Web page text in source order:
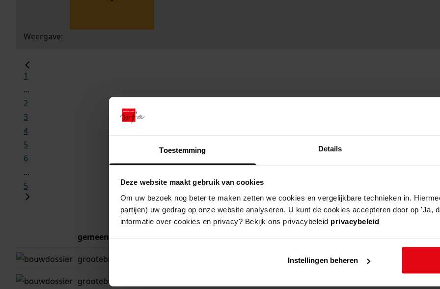
Toestemming Details
Deze website maakt gebruik van cookies
Om uw bezoek nog beter te maken zetten we cookies en vergelijkbare technieken in.
partijen) uw gedrag op onze website analyseren. U kunt de cookies accepteren door op 'Ja,
informatie over cookies en privacy? Bekijk ons privacybeleid privacybeleid
Instellingen beheren
Weergave:
1
...
2
3
4
5
6
...
5
gemeente
grootebroek bouwen van een schuur
grootebroek